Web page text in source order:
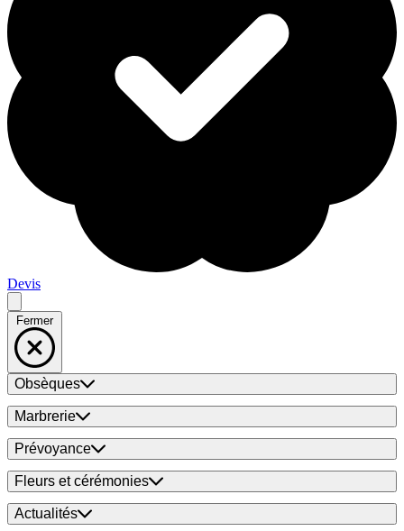
Devis
Fermer
Obsèques
Marbrerie
Prévoyance
Fleurs et cérémonies
Actualités